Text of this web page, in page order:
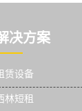
决方案
赁设备
林短租